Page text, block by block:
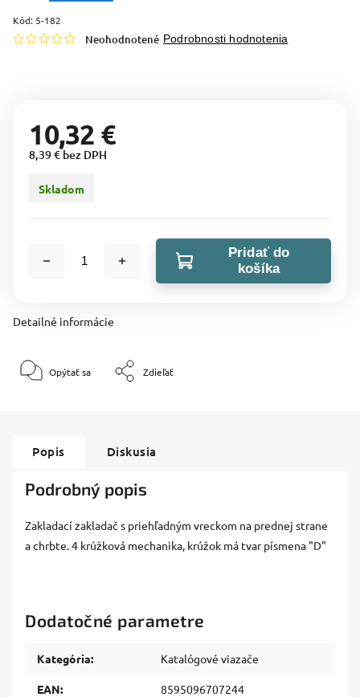
Kód: 5-182
Neohodnotené Podrobnosti hodnotenia
10,32 €
8,39 € bez DPH
Skladom
Pridať do
košíka
Detailné informácie
Opýtať sa Zdieľať
Popis Diskusia
Podrobný popis
Zakladací zakladač s priehľadným vreckom na prednej strane
a chrbte. 4 krúžková mechanika, krúžok má tvar písmena "D"
Dodatočné parametre
Kategória: Katalógové viazače
EAN: 8595096707244